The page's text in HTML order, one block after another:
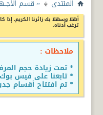
المنتدى ~ قسم
أهلا وسهلا بك زائرنا الكريم، إذا
ترغب أدناه.
ملاحظات :
* تمت زيادة حجم
* تابعنا على فيس
* تم افتتاح أقسام